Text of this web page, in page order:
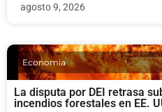
agosto 9, 2026
Economia
La disputa por DEI retrasa
incendios forestales en EE.